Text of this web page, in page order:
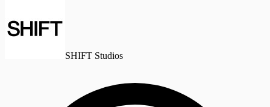
SHIFT Studios